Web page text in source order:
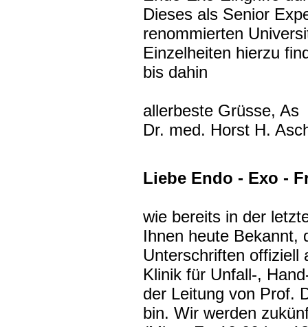
Dieses als Senior
renommierten
Einzelheiten hierzu
bis dahin
allerbeste Grüsse, As
Dr. med. Horst H.
Liebe Endo - Exo -
wie bereits in der
Ihnen heute Bekannt,
Unterschriften offiziell
Klinik für Unfall-,
der Leitung von Prof.
bin. Wir werden